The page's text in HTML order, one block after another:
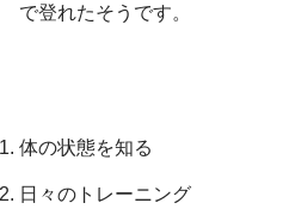
で登れたそうです。
体の状態を知る
日々のトレーニング